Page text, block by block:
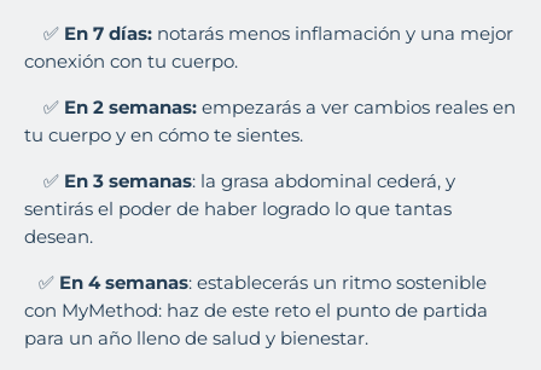
✅ En 7 días: notarás menos inflamación y una mejor
conexión con tu cuerpo.
✅ En 2 semanas: empezarás a ver cambios reales en
tu cuerpo y en cómo te sientes.
✅ En 3 semanas: la grasa abdominal cederá, y
sentirás el poder de haber logrado lo que tantas
desean.
✅ En 4 semanas: establecerás un ritmo sostenible
con MyMethod: haz de este reto el punto de partida
para un año lleno de salud y bienestar.